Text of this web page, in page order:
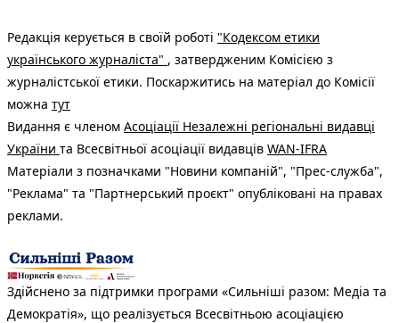
Редакція керується в своїй роботі "Кодексом етики
українського журналіста" , затвердженим Комісією з
журналістської етики. Поскаржитись на матеріал до Комісії
можна тут
Видання є членом Асоціації Незалежні регіональні видавці
України та Всесвітньої асоціації видавців WAN-IFRA
Матеріали з позначками "Новини компаній", "Прес-служба",
"Реклама" та "Партнерський проєкт" опубліковані на правах
реклами.
Здійснено за підтримки програми «Сильніші разом: Медіа та
Демократія», що реалізується Всесвітньою асоціацією